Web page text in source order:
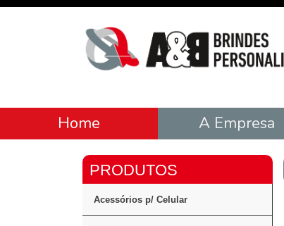
Home A Empresa
Acessórios p/ Celular